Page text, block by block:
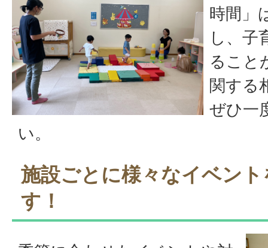
時間」
し、子
ること
関する
ぜひ一
い。
施設ごとに様々なイベン
す！